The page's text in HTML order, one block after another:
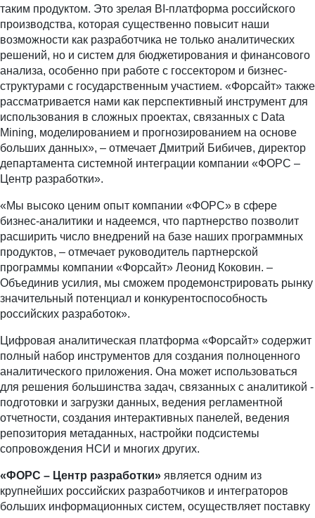
таким продуктом. Это зрелая BI-платформа российского
производства, которая существенно повысит наши
возможности как разработчика не только аналитических
решений, но и систем для бюджетирования и финансового
анализа, особенно при работе с госсектором и бизнес-
структурами с государственным участием. «Форсайт» также
рассматривается нами как перспективный инструмент для
использования в сложных проектах, связанных с Data
Mining, моделированием и прогнозированием на основе
больших данных», – отмечает Дмитрий Бибичев, директор
департамента системной интеграции компании «ФОРС –
Центр разработки».
«Мы высоко ценим опыт компании «ФОРС» в сфере
бизнес-аналитики и надеемся, что партнерство позволит
расширить число внедрений на базе наших программных
продуктов, – отмечает руководитель партнерской
программы компании «Форсайт» Леонид Коковин. –
Объединив усилия, мы сможем продемонстрировать рынку
значительный потенциал и конкурентоспособность
российских разработок».
Цифровая аналитическая платформа «Форсайт» содержит
полный набор инструментов для создания полноценного
аналитического приложения. Она может использоваться
для решения большинства задач, связанных с аналитикой -
подготовки и загрузки данных, ведения регламентной
отчетности, создания интерактивных панелей, ведения
репозитория метаданных, настройки подсистемы
сопровождения НСИ и многих других.
«ФОРС – Центр разработки» является одним из
крупнейших российских разработчиков и интеграторов
больших информационных систем, осуществляет поставку